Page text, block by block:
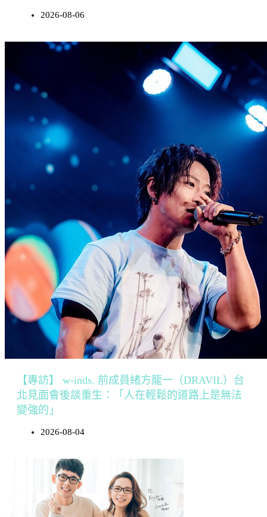
2026-08-06
【專訪】 w-inds. 前成員緒方龍一（DRAVIL）台
北見面會後談重生：「人在輕鬆的道路上是無法
變強的」
2026-08-04